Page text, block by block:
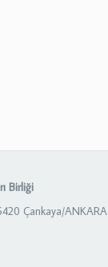
Birliği
Çankaya/ANKARA